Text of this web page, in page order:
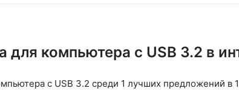
для компьютера с USB 3.2 в
с USB 3.2 среди 1 лучших предложений